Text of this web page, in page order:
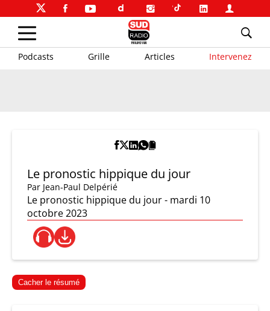
Podcasts Grille Articles Intervenez
Le pronostic hippique du jour
Par Jean-Paul Delpérié
Le pronostic hippique du jour - mardi 10
octobre 2023
Cacher le résumé